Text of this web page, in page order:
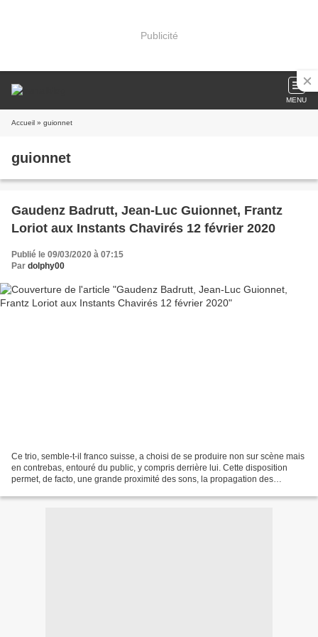
Publicité
MENU
Accueil » guionnet
guionnet
Gaudenz Badrutt, Jean-Luc Guionnet, Frantz
Loriot aux Instants Chavirés 12 février 2020
Publié le 09/03/2020 à 07:15
Par dolphy00
Ce trio, semble-t-il franco suisse, a choisi de se produire non sur scène mais
en contrebas, entouré du public, y compris derrière lui. Cette disposition
permet, de facto, une grande proximité des sons, la propagation des